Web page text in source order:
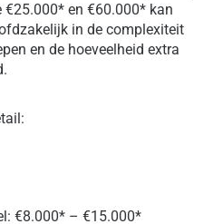
en €60.000* kan
in de complexiteit
en de hoeveelheid extra
€8.000* – €15.000*